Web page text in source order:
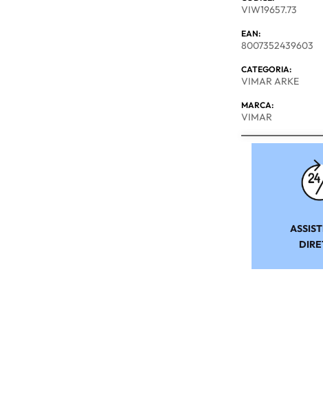
VIW19657.73
EAN:
8007352439603
CATEGORIA:
VIMAR ARKE
MARCA:
VIMAR